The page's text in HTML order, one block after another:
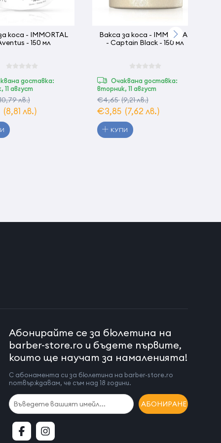
коса - IMMORTAL
- 150 мл
доставка:
11 август
лв.)
(8,81 лв.)
Вакса за коса - IMMORTAL
- Captain Black - 150 мл
Очаквана доставка:
вторник, 11 август
€4,65(9,21 лв.)
€3,85 (7,62 лв.)
КУПИ
Абонирайте се за бюлетина на
barber-store.ro и бъдете първите,
които ще научат за намаленията!
С абонамента си за бюлетина на barber-store.ro
потвърждавам, че съм над 18 години.
АБОНИРАНЕ